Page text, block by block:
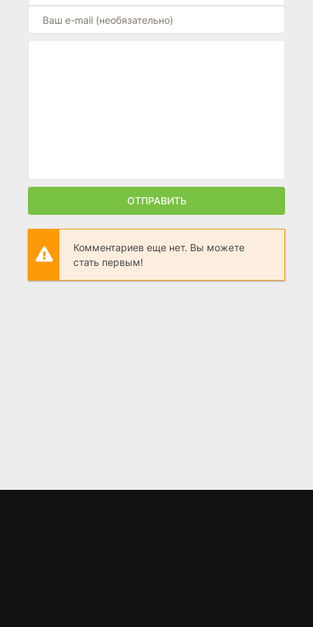
ОТПРАВИТЬ
Комментариев еще нет. Вы можете
стать первым!